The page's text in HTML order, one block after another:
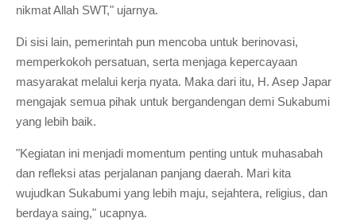
nikmat Allah SWT," ujarnya.
Di sisi lain, pemerintah pun mencoba untuk berinovasi,
memperkokoh persatuan, serta menjaga kepercayaan
masyarakat melalui kerja nyata. Maka dari itu, H. Asep Japar
mengajak semua pihak untuk bergandengan demi Sukabumi
yang lebih baik.
"Kegiatan ini menjadi momentum penting untuk muhasabah
dan refleksi atas perjalanan panjang daerah. Mari kita
wujudkan Sukabumi yang lebih maju, sejahtera, religius, dan
berdaya saing," ucapnya.